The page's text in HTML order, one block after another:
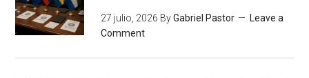
27 julio, 2026 ByGabriel Pastor
Leave a
Comment